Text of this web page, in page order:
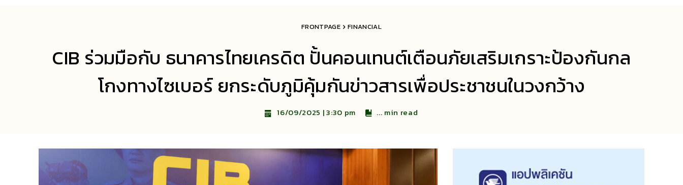
FRONTPAGE FINANCIAL
CIB ร่วมมือกับ ธนาคารไทยเครดิต ปั้นคอนเทนต์เตือนภัยเสริมเกราะป้องกันกล
โกงทางไซเบอร์ ยกระดับภูมิคุ้มกันข่าวสารเพื่อประชาชนในวงกว้าง
16/09/2025 | 3:30 pm ... min read